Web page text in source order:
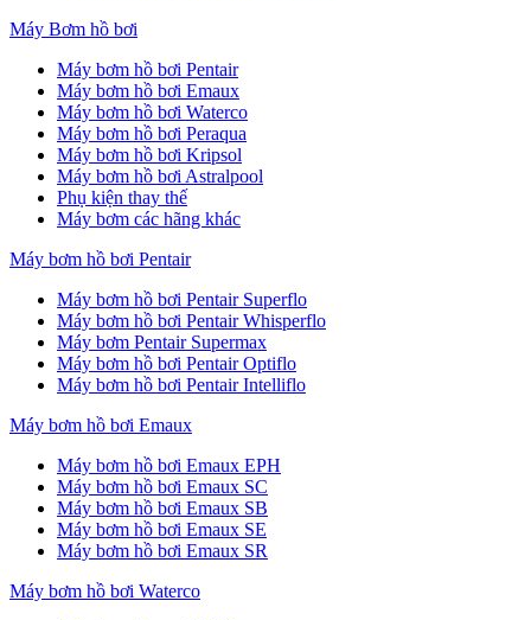
Máy Bơm hồ bơi
Máy bơm hồ bơi Pentair
Máy bơm hồ bơi Emaux
Máy bơm hồ bơi Waterco
Máy bơm hồ bơi Peraqua
Máy bơm hồ bơi Kripsol
Máy bơm hồ bơi Astralpool
Phụ kiện thay thế
Máy bơm các hãng khác
Máy bơm hồ bơi Pentair
Máy bơm hồ bơi Pentair Superflo
Máy bơm hồ bơi Pentair Whisperflo
Máy bơm Pentair Supermax
Máy bơm hồ bơi Pentair Optiflo
Máy bơm hồ bơi Pentair Intelliflo
Máy bơm hồ bơi Emaux
Máy bơm hồ bơi Emaux EPH
Máy bơm hồ bơi Emaux SC
Máy bơm hồ bơi Emaux SB
Máy bơm hồ bơi Emaux SE
Máy bơm hồ bơi Emaux SR
Máy bơm hồ bơi Waterco